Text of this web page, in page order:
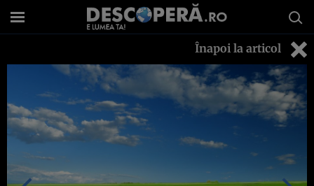
Înapoi la articol